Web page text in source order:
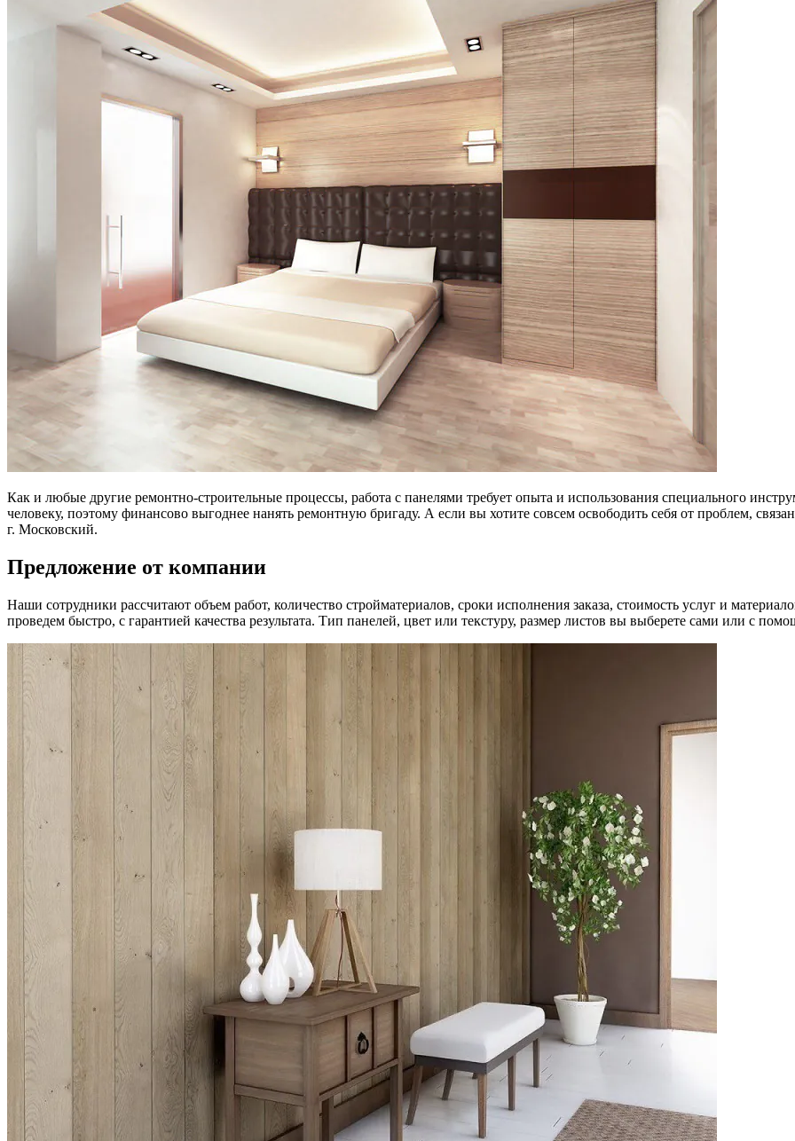
Как и любые другие ремонтно-строительные процессы, работа с панелями требует опыта и использования специального
человеку, поэтому финансово выгоднее нанять ремонтную бригаду. А если вы хотите совсем освободить себя от проблем,
г. Московский.
Предложение от компании
Наши сотрудники рассчитают объем работ, количество стройматериалов, сроки исполнения заказа, стоимость услуг и
проведем быстро, с гарантией качества результата. Тип панелей, цвет или текстуру, размер листов вы выберете сами или с